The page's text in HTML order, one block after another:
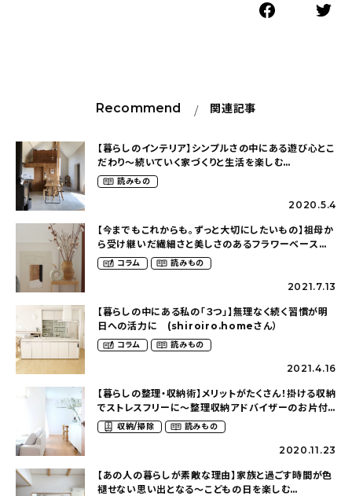
Recommend 関連記事
【暮らしのインテリア】シンプルさの中にある遊び心とこ
だわり〜続いていく家づくりと生活を楽しむ
（satori.homeさん）
読みもの
2020.5.4
【今までもこれからも。ずっと大切にしたいもの】祖母か
ら受け継いだ繊細さと美しさのあるフラワーベース
（aha.homeさん）
コラム 読みもの
2021.7.13
【暮らしの中にある私の「３つ」】無理なく続く習慣が明
日への活力に (shiroiro.homeさん）
コラム 読みもの
2021.4.16
【暮らしの整理・収納術】メリットがたくさん！掛ける収納
でストレスフリーに〜整理収納アドバイザーのお片付
け（nika.homeさん）
収納/掃除 読みもの
2020.11.23
【あの人の暮らしが素敵な理由】家族と過ごす時間が色
褪せない思い出となる〜こどもの日を楽しむ